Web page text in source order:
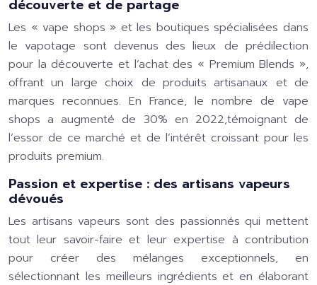
découverte et de partage
Les « vape shops » et les boutiques spécialisées dans
le vapotage sont devenus des lieux de prédilection
pour la découverte et l’achat des « Premium Blends »,
offrant un large choix de produits artisanaux et de
marques reconnues. En France, le nombre de vape
shops a augmenté de 30% en 2022,témoignant de
l’essor de ce marché et de l’intérêt croissant pour les
produits premium.
Passion et expertise : des artisans vapeurs
dévoués
Les artisans vapeurs sont des passionnés qui mettent
tout leur savoir-faire et leur expertise à contribution
pour créer des mélanges exceptionnels, en
sélectionnant les meilleurs ingrédients et en élaborant